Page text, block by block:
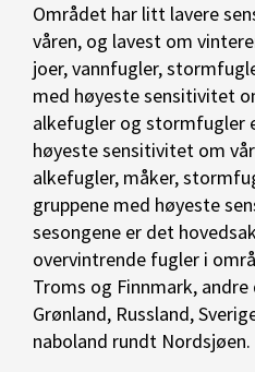
Området har litt lavere
våren, og lavest om
joer, vannfugler,
med høyeste sensitivitet
alkefugler og stormfugler
høyeste sensitivitet om
alkefugler, måker,
gruppene med høyeste
sesongene er det
overvintrende fugler i
Troms og Finnmark,
Grønland, Russland,
naboland rundt Nordsjøen.